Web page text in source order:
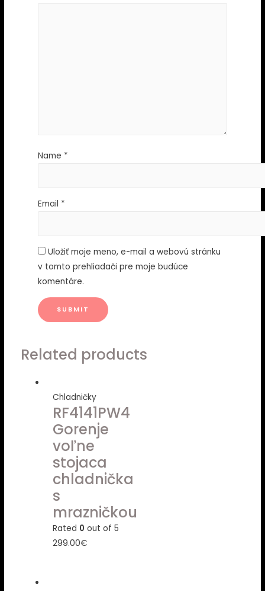
Name *
Email *
Uložiť moje meno, e-mail a webovú stránku
v tomto prehliadači pre moje budúce
komentáre.
Related products
Chladničky
RF4141PW4
Gorenje
voľne
stojaca
chladnička
s
mrazničkou
Rated 0 out of 5
299.00€